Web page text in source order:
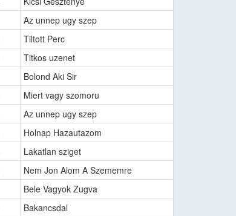
Az unnep ugy szep
Tiltott Perc
Titkos uzenet
Bolond Aki Sir
Miert vagy szomoru
Az unnep ugy szep
Holnap Hazautazom
Lakatlan sziget
Nem Jon Alom A Szememre
Bele Vagyok Zugva
Bakancsdal